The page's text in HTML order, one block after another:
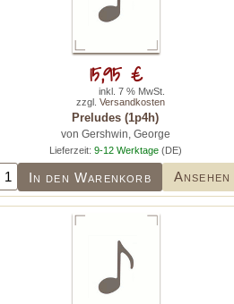
Preludes (1p4h)
von Gershwin, George
Lieferzeit: 9-12 Werktage(DE)
In den Warenkorb Ansehen
15,95 €
inkl. 7 % MwSt.
zzgl. Versandkosten